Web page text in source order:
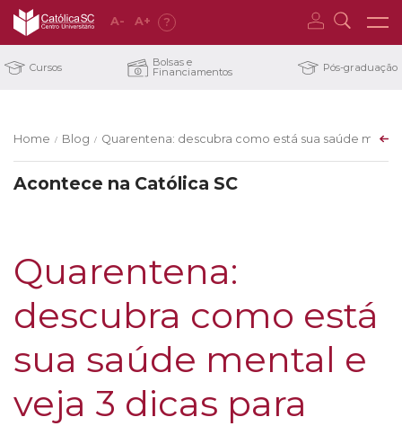
A- A+ ?
Cursos Bolsas e
Financiamentos Pós-graduação
Home / Blog / Quarentena: descubra como está sua saúde
Acontece na Católica SC
Quarentena:
descubra como está
sua saúde mental e
veja 3 dicas para